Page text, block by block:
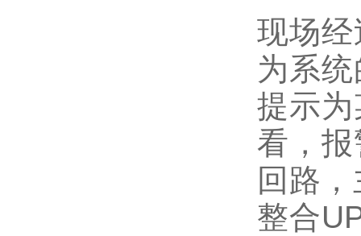
现场
为系
提示
看，
回路
整合